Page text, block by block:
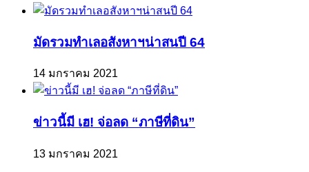
มัดรวมทำเลอสังหาฯน่าสนปี 64
14 มกราคม 2021
ข่าวนี้มี เฮ! จ่อลด “ภาษีที่ดิน”
13 มกราคม 2021